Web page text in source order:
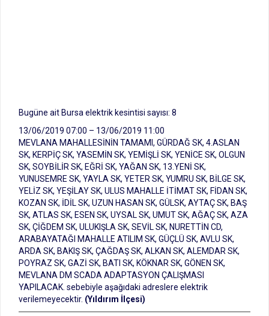
Bugüne ait Bursa elektrik kesintisi sayısı: 8
13/06/2019 07:00 – 13/06/2019 11:00
MEVLANA MAHALLESİNİN TAMAMI, GÜRDAĞ SK, 4.ASLAN
SK, KERPİÇ SK, YASEMİN SK, YEMİŞLİ SK, YENİCE SK, OLGUN
SK, SOYBİLİR SK, EĞRİ SK, YAĞAN SK, 13.YENİ SK,
YUNUSEMRE SK, YAYLA SK, YETER SK, YUMRU SK, BİLGE SK,
YELİZ SK, YEŞİLAY SK, ULUS MAHALLE İTİMAT SK, FİDAN SK,
KOZAN SK, İDİL SK, UZUN HASAN SK, GÜLSK, AYTAÇ SK, BAŞ
SK, ATLAS SK, ESEN SK, UYSAL SK, UMUT SK, AĞAÇ SK, AZA
SK, ÇİĞDEM SK, ULUKIŞLA SK, SEVİL SK, NURETTİN CD,
ARABAYATAĞI MAHALLE ATILIM SK, GÜÇLÜ SK, AVLU SK,
ARDA SK, BAKIŞ SK, ÇAĞDAŞ SK, ALKAN SK, ALEMDAR SK,
POYRAZ SK, GAZİ SK, BATI SK, KÖKNAR SK, GÖNEN SK,
MEVLANA DM SCADA ADAPTASYON ÇALIŞMASI
YAPILACAK. sebebiyle aşağıdaki adreslere elektrik
verilemeyecektir. (Yıldırım İlçesi)